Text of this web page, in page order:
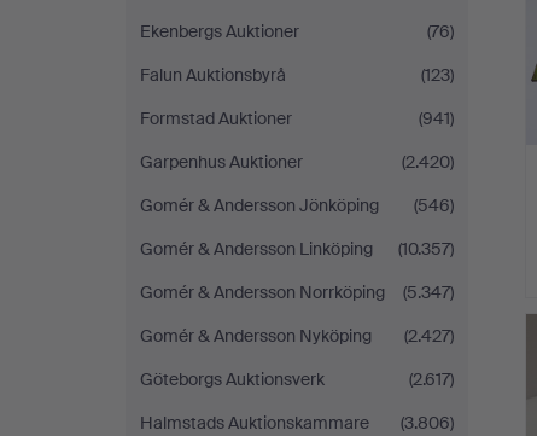
Ekenbergs Auktioner
(76)
Falun Auktionsbyrå
(123)
Formstad Auktioner
(941)
Garpenhus Auktioner
(2.420)
Gomér & Andersson Jönköping
(546)
Gomér & Andersson Linköping
(10.357)
Gomér & Andersson Norrköping
(5.347)
Gomér & Andersson Nyköping
(2.427)
Göteborgs Auktionsverk
(2.617)
Halmstads Auktionskammare
(3.806)